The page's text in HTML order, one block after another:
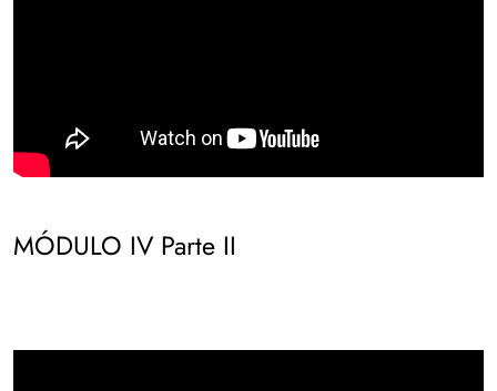
MÓDULO IV Parte II